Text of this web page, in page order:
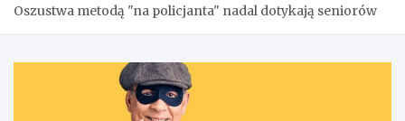
Oszustwa metodą "na policjanta" nadal dotykają seniorów